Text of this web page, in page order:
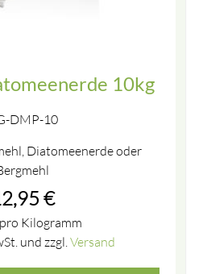
10kg
DMP-10
Diatomeenerde oder
€
pro Kilogramm
und zzgl. Versand